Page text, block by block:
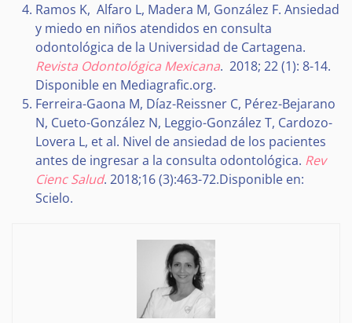
Ramos K, Alfaro L, Madera M, González F. Ansiedad
y miedo en niños atendidos en consulta
odontológica de la Universidad de Cartagena.
Revista Odontológica Mexicana. 2018; 22 (1): 8-14.
Disponible en Mediagrafic.org.
Ferreira-Gaona M, Díaz-Reissner C, Pérez-Bejarano
N, Cueto-González N, Leggio-González T, Cardozo-
Lovera L, et al. Nivel de ansiedad de los pacientes
antes de ingresar a la consulta odontológica. Rev
Cienc Salud. 2018;16 (3):463-72.Disponible en:
Scielo.